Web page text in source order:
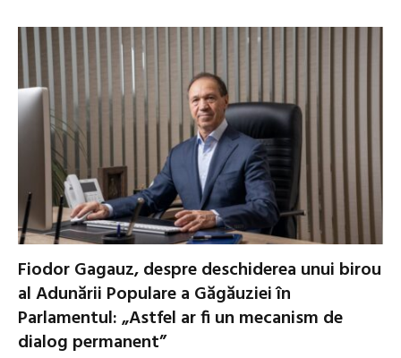
Fiodor Gagauz, despre deschiderea unui birou
al Adunării Populare a Găgăuziei în
Parlamentul: „Astfel ar fi un mecanism de
dialog permanent”